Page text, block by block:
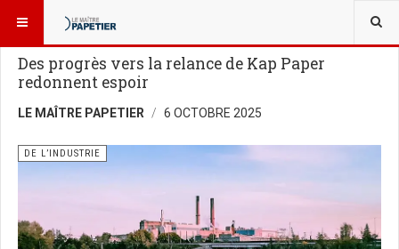
VOUS ÊTES ICI :
Des progrès vers la relance de Kap Paper
redonnent espoir
LE MAÎTRE PAPETIER 6 OCTOBRE 2025
DE L’INDUSTRIE